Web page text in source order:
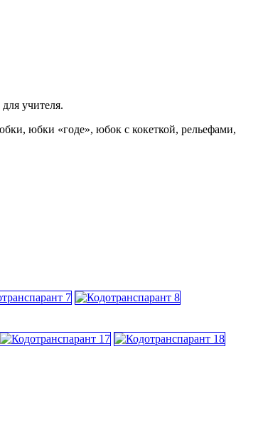
учителя.
юбки «годе», юбок с кокеткой, рельефами,